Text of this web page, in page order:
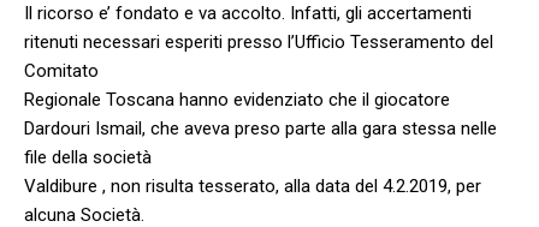
Il ricorso e’ fondato e va accolto. Infatti, gli accertamenti
ritenuti necessari esperiti presso l’Ufficio Tesseramento del
Comitato
Regionale Toscana hanno evidenziato che il giocatore
Dardouri Ismail, che aveva preso parte alla gara stessa nelle
file della società
Valdibure , non risulta tesserato, alla data del 4.2.2019, per
alcuna Società.